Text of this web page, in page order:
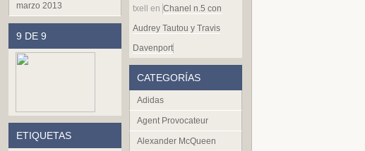
marzo 2013
9 DE 9
ETIQUETAS
txell
en Chanel n.5 con
Audrey Tautou y Travis
Davenport
CATEGORÍAS
Adidas
Agent Provocateur
Alexander McQueen